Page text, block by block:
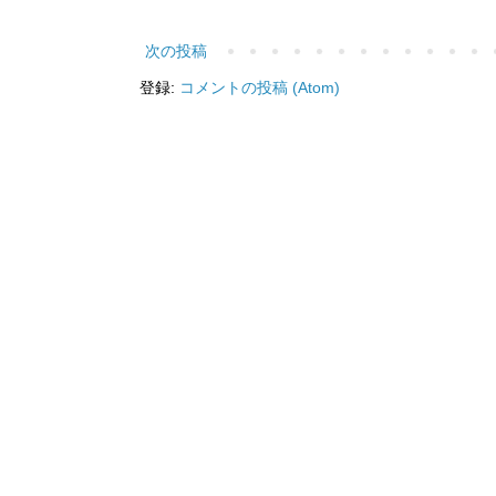
次の投稿
登録: コメントの投稿 (Atom)